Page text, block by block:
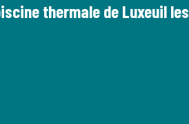
thermale de Luxeuil les